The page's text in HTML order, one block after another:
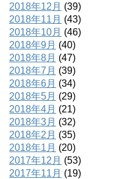
2018年12月 (39)
2018年11月 (43)
2018年10月 (46)
2018年9月 (40)
2018年8月 (47)
2018年7月 (39)
2018年6月 (34)
2018年5月 (29)
2018年4月 (21)
2018年3月 (32)
2018年2月 (35)
2018年1月 (20)
2017年12月 (53)
2017年11月 (19)